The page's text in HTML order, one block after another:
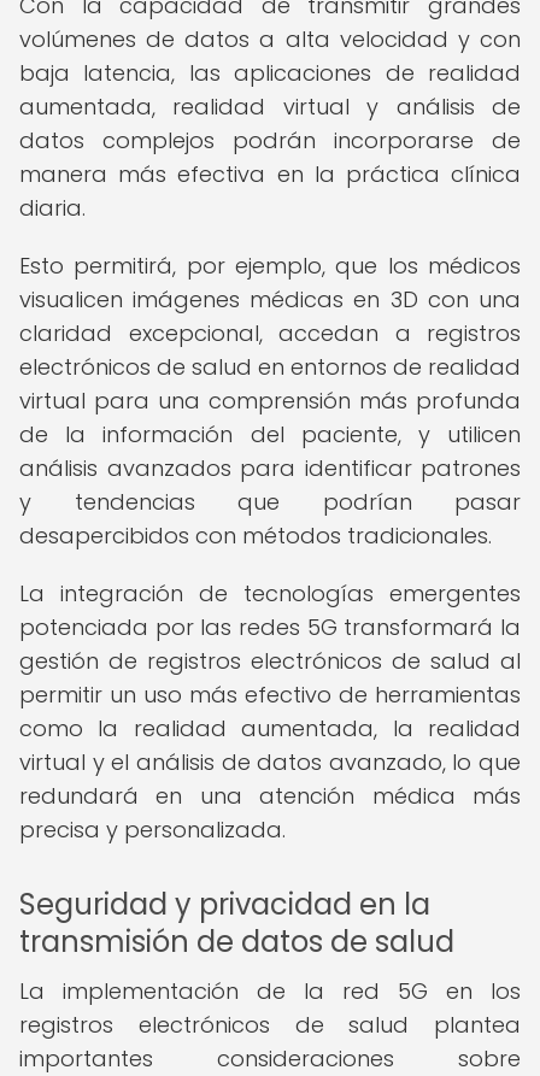
volúmenes de datos a alta velocidad y con
baja latencia, las aplicaciones de realidad
aumentada, realidad virtual y análisis de
datos complejos podrán incorporarse de
manera más efectiva en la práctica clínica
diaria.
Esto permitirá, por ejemplo, que los médicos
visualicen imágenes médicas en 3D con una
claridad excepcional, accedan a registros
electrónicos de salud en entornos de realidad
virtual para una comprensión más profunda
de la información del paciente, y utilicen
análisis avanzados para identificar patrones
y tendencias que podrían pasar
desapercibidos con métodos tradicionales.
La integración de tecnologías emergentes
potenciada por las redes 5G transformará la
gestión de registros electrónicos de salud al
permitir un uso más efectivo de herramientas
como la realidad aumentada, la realidad
virtual y el análisis de datos avanzado, lo que
redundará en una atención médica más
precisa y personalizada.
Seguridad y privacidad en la
transmisión de datos de salud
La implementación de la red 5G en los
registros electrónicos de salud plantea
importantes consideraciones sobre